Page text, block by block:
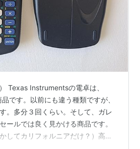
Texas Instrumentsの電卓は、
です。以前にも違う種類ですが、
。多分３回くらい。そして、ガレ
ールでは良く見かける商品です。
してカリフォルニアだけ？）高校